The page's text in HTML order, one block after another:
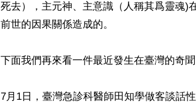
死去），主元神、主意識（人稱其爲靈魂)
前世的因果關係造成的。
下面我們再來看一件最近發生在臺灣的奇
7月1日，臺灣急診科醫師田知學做客談話